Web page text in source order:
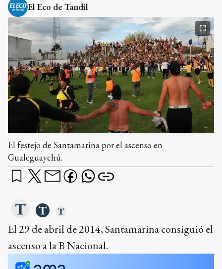
El Eco de Tandil
El festejo de Santamarina por el ascenso en
Gualeguaychú.
El 29 de abril de 2014, Santamarina consiguió el
ascenso a la B Nacional.